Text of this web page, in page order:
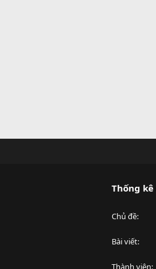
Thống
Chủ đề
Bài viết
Thành viên